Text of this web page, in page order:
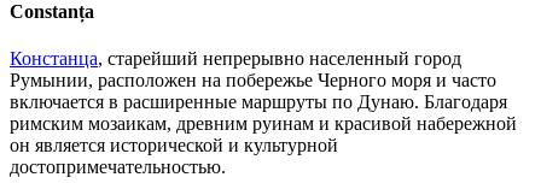
Constanța
Констанца, старейший непрерывно населенный город
Румынии, расположен на побережье Черного моря и часто
включается в расширенные маршруты по Дунаю. Благодаря
римским мозаикам, древним руинам и красивой набережной
он является исторической и культурной
достопримечательностью.